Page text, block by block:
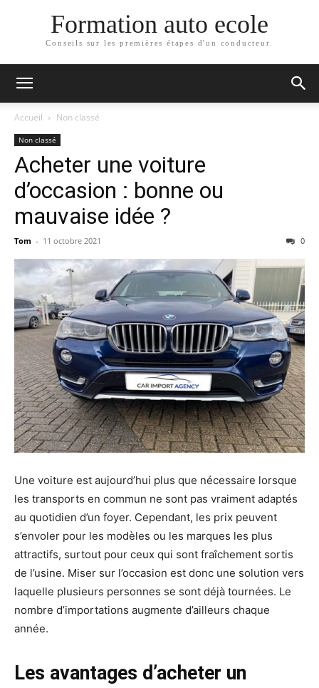
Formation auto ecole
Conseils sur les premières étapes d'un conducteur.
Accueil Non classé
Non classé
Acheter une voiture
d’occasion : bonne ou
mauvaise idée ?
Tom - 11 octobre 2021 0
Une voiture est aujourd’hui plus que nécessaire lorsque
les transports en commun ne sont pas vraiment adaptés
au quotidien d’un foyer. Cependant, les prix peuvent
s’envoler pour les modèles ou les marques les plus
attractifs, surtout pour ceux qui sont fraîchement sortis
de l’usine. Miser sur l’occasion est donc une solution vers
laquelle plusieurs personnes se sont déjà tournées. Le
nombre d’importations augmente d’ailleurs chaque
année.
Les avantages d’acheter un